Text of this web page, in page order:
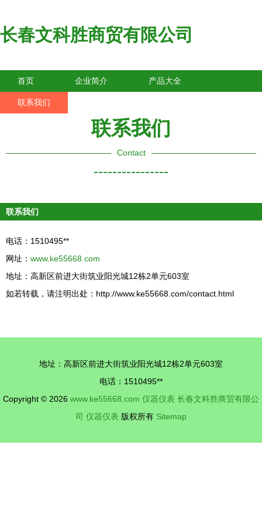
长春文科胜商贸有限公司
首页 企业简介 产品大全
联系我们
联系我们
Contact
----------------
联系我们
电话：1510495**
网址： www.ke55668.com
地址：高新区前进大街筑业阳光城12栋2单元603室
如若转载，请注明出处：http://www.ke55668.com/contact.html
地址：高新区前进大街筑业阳光城12栋2单元603室
电话：1510495**
Copyright © 2026 www.ke55668.com 仪器仪表 长春文科胜商贸有限公
司 仪器仪表 版权所有 Sitemap